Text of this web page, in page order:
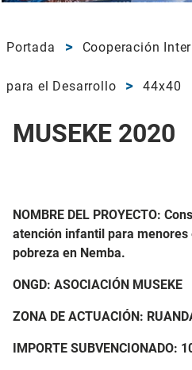
Portada Cooperación
para el Desarrollo 44x40
MUSEKE 2020
NOMBRE DEL PROYECTO:
atención infantil para
pobreza en Nemba.
ONGD: ASOCIACIÓN MUSEKE
ZONA DE ACTUACIÓN:
IMPORTE SUBVENCIONADO: